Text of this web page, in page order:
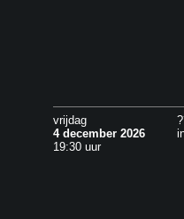
vrijdag
4 december 2026
19:30 uur